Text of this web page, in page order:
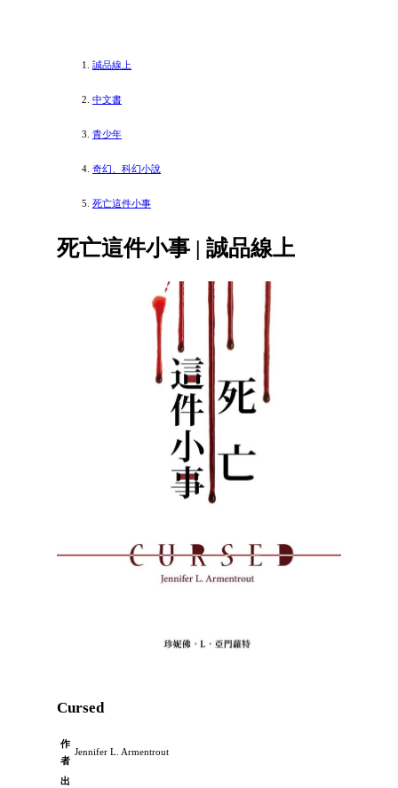
誠品線上
中文書
青少年
奇幻、科幻小說
死亡這件小事
死亡這件小事 | 誠品線上
Cursed
作
者
Jennifer L. Armentrout
出